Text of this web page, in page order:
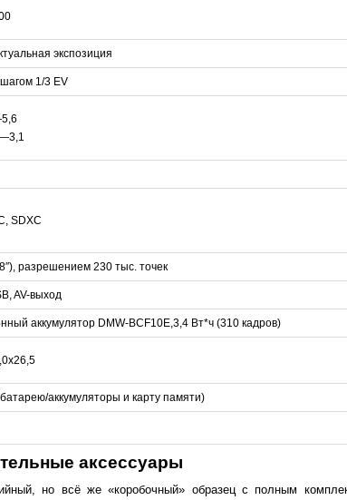
экспозиция
1/3 EV
SDXC
разрешением 230 тыс. точек
AV-выход
аккумулятор DMW-BCF10E,3,4 Вт*ч (310 кадров)
аккумуляторы и карту памяти)
аксессуары
но всё же «коробочный» образец с полным